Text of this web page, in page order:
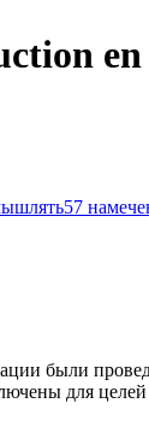
en
57
были
для целей